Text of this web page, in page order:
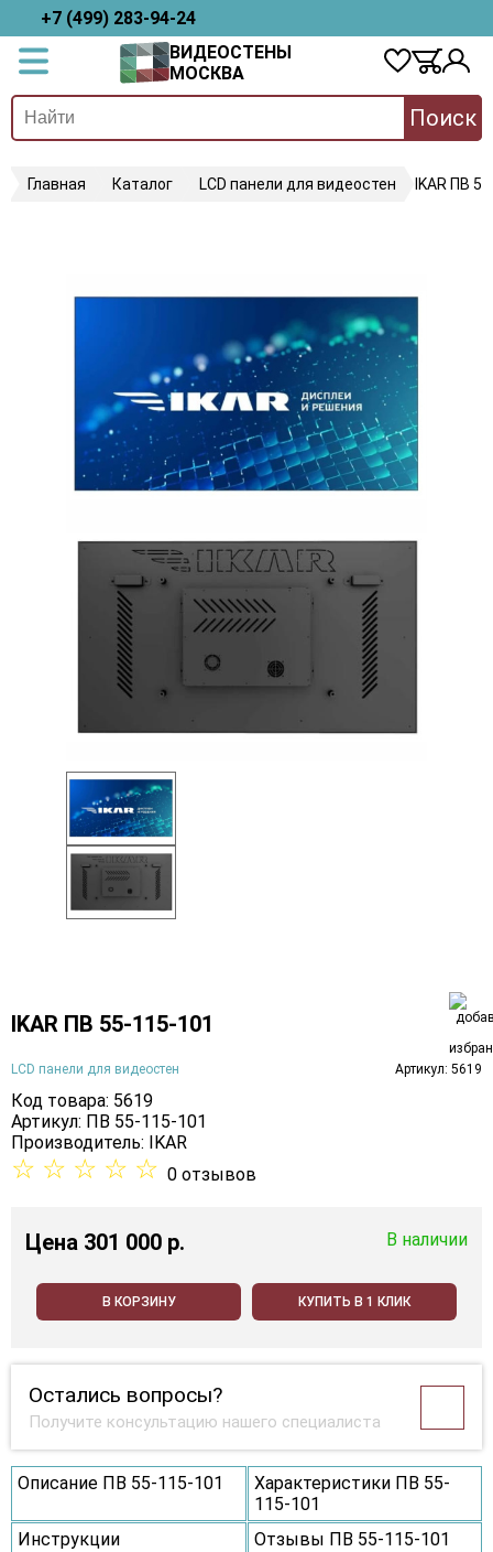
+7 (499) 283-94-24
ВИДЕОСТЕНЫ
МОСКВА
Поиск
Главная Каталог LCD панели для видеостен IKAR ПВ
IKAR ПВ 55-115-101
LCD панели для видеостен Артикул: 5619
Код товара: 5619
Артикул: ПВ 55-115-101
Производитель:
IKAR
☆ ☆ ☆ ☆ ☆ 0 отзывов
Цена 301 000 p. В наличии
В КОРЗИНУ КУПИТЬ В 1 КЛИК
Остались вопросы?
Получите консультацию нашего специалиста
Описание ПВ 55-115-101
Характеристики ПВ 55-
115-101
Инструкции
Отзывы ПВ 55-115-101